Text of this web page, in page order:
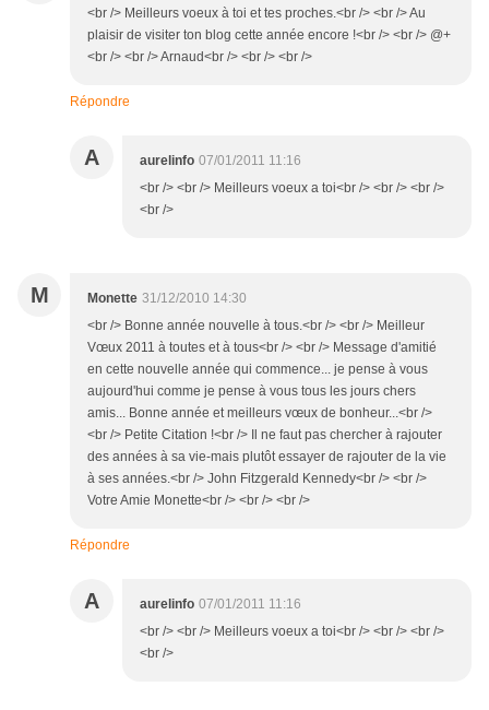
<br /> Meilleurs voeux à toi et tes proches.<br /> <br /> Au
plaisir de visiter ton blog cette année encore !<br /> <br /> @+
<br /> <br /> Arnaud<br /> <br /> <br />
Répondre
A aurelinfo 07/01/2011 11:16
<br /> <br /> Meilleurs voeux a toi<br /> <br /> <br />
<br />
M Monette 31/12/2010 14:30
<br /> Bonne année nouvelle à tous.<br /> <br /> Meilleur
Vœux 2011 à toutes et à tous<br /> <br /> Message d'amitié
en cette nouvelle année qui commence... je pense à vous
aujourd'hui comme je pense à vous tous les jours chers
amis... Bonne année et meilleurs vœux de bonheur...<br />
<br /> Petite Citation !<br /> Il ne faut pas chercher à rajouter
des années à sa vie-mais plutôt essayer de rajouter de la vie
à ses années.<br /> John Fitzgerald Kennedy<br /> <br />
Votre Amie Monette<br /> <br /> <br />
Répondre
A aurelinfo 07/01/2011 11:16
<br /> <br /> Meilleurs voeux a toi<br /> <br /> <br />
<br />